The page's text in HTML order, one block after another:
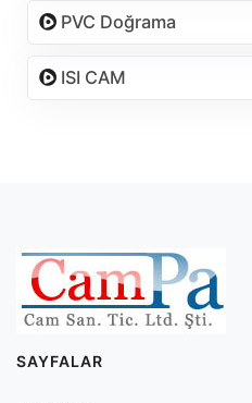
PVC Doğrama
ISI CAM
SAYFALAR